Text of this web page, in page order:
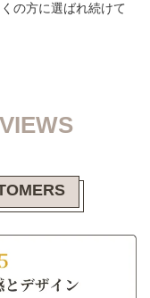
の方に選ばれ続けて